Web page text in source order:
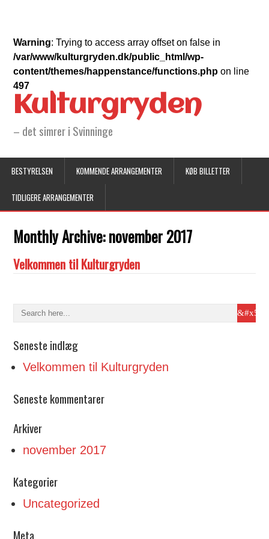
Warning: Trying to access array offset on false in
/var/www/kulturgryden.dk/public_html/wp-
content/themes/happenstance/functions.php on line
497
Kulturgryden
– det simrer i Svinninge
BESTYRELSEN KOMMENDE ARRANGEMENTER KØB BILLETTER
TIDLIGERE ARRANGEMENTER
Monthly Archive:november 2017
Velkommen til Kulturgryden
Seneste indlæg
Velkommen til Kulturgryden
Seneste kommentarer
Arkiver
november 2017
Kategorier
Uncategorized
Meta